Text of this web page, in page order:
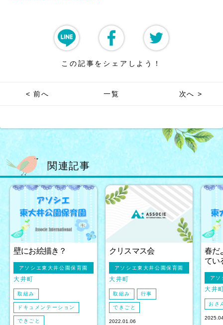
この記事をシェアしよう！
< 前へ 一覧 次へ >
関連記事
壁にお絵描き？
アソシエ東大井公園保育園
大井町
取組み
ドキュメンテーション
できごと
クリスマス会
アソシエ東大井公園保育園
大井町
取組み 行事
できごと
2022.01.06
春だ
て
アソ
大井
おさ